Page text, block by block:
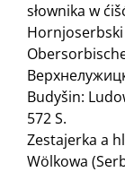
słownika w
Budyšin:
572 S.
Zestajerka a
Wölkowa